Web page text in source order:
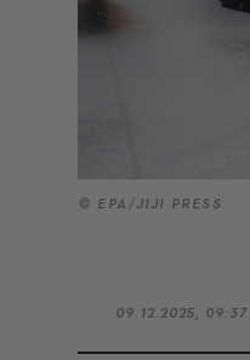
© ΕΡΑ/JIJI PRESS
09.12.2025, 09:37